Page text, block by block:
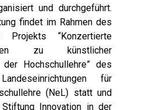
und durchgeführt.
findet im Rahmen des
Projekts “Konzertierte
zu künstlicher
Hochschullehre” des
für
(NeL) statt und
Innovation in der